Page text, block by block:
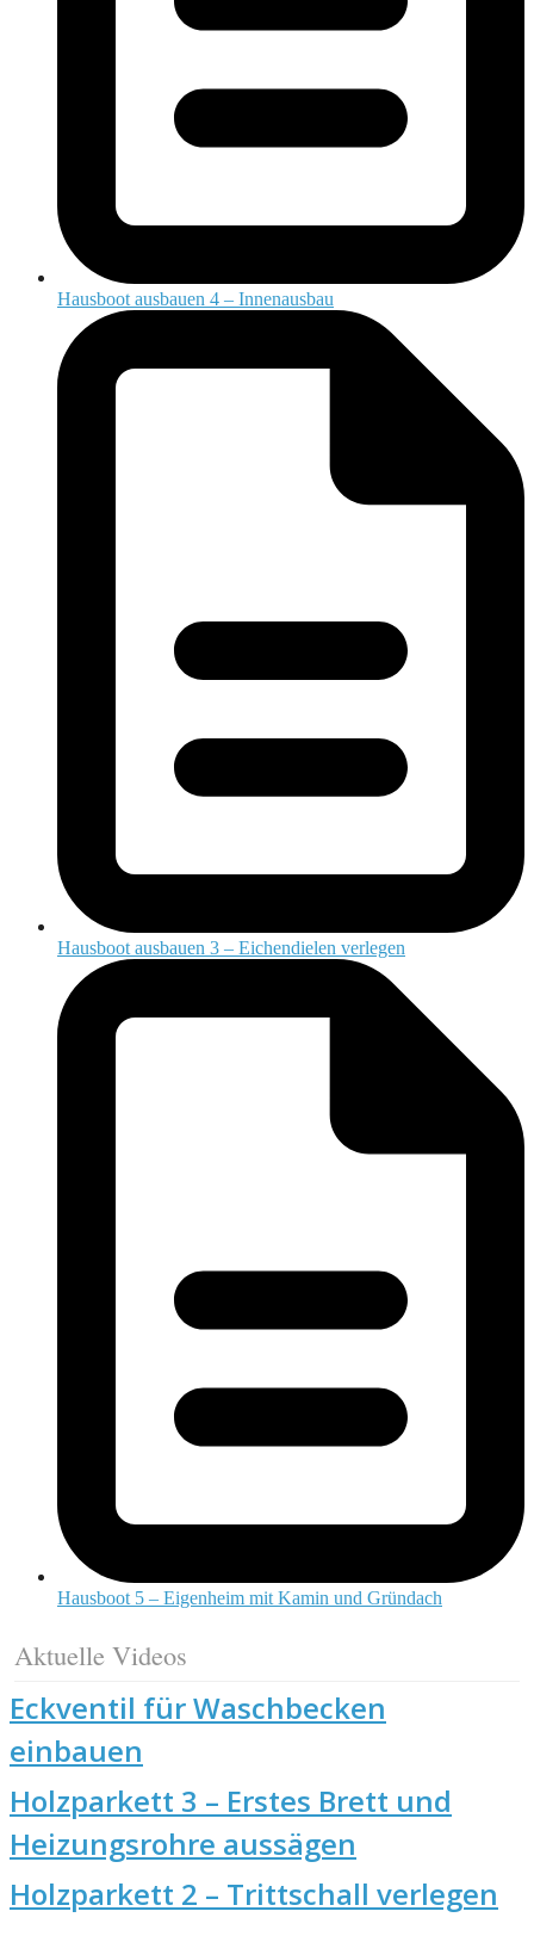
Hausboot ausbauen 4 – Innenausbau
Hausboot ausbauen 3 – Eichendielen verlegen
Hausboot 5 – Eigenheim mit Kamin und Gründach
Aktuelle Videos
Eckventil für Waschbecken
einbauen
Holzparkett 3 – Erstes Brett und
Heizungsrohre aussägen
Holzparkett 2 – Trittschall verlegen